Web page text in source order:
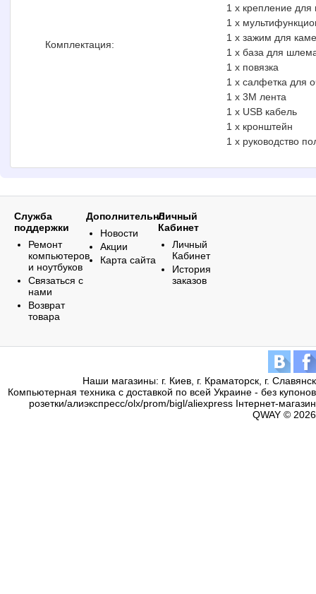
Комплектация:
1 x крепление для
1 x
1 x зажим для
1 x база для
1 x повязка
1 x салфетка для
1 x 3M лента
1 x USB кабель
1 x кронштейн
1 x руководство
Служба
поддержки
Ремонт
компьютеров
и ноутбуков
Связаться с
нами
Возврат
товара
Дополнительно
Новости
Акции
Карта сайта
Личный
Кабинет
Личный
Кабинет
История
заказов
Наши магазины: г. Киев, г. Краматорск, г. Славянск
Компьютерная техника с доставкой по всей Украине - без купонов
розетки/алиэкспресс/olx/prom/bigl/aliexpress Інтернет-магазин
QWAY © 2026